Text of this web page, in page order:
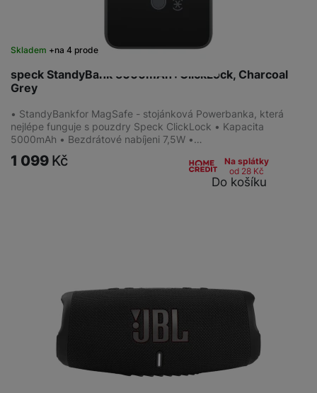
speck StandyBank 5000mAh+ClickLock, Charcoal
Grey
Skladem na 4 prodejnách
• StandyBankfor MagSafe - stojánková Powerbanka, která
nejlépe funguje s pouzdry Speck ClickLock • Kapacita
5000mAh • Bezdrátové nabíjeni 7,5W •…
1 099 Kč
Na splátky
od 28 Kč
Do košíku